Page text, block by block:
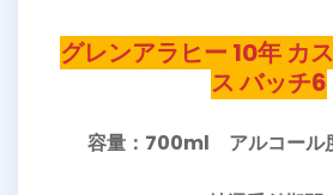
グレンアラヒー 10年 カ
ス バッチ6
容量：700ml アルコール